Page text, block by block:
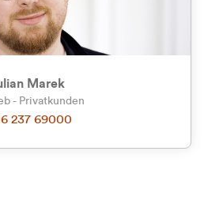
(exkl. MwSt.)
Marek
- Privatkunden
237 69000